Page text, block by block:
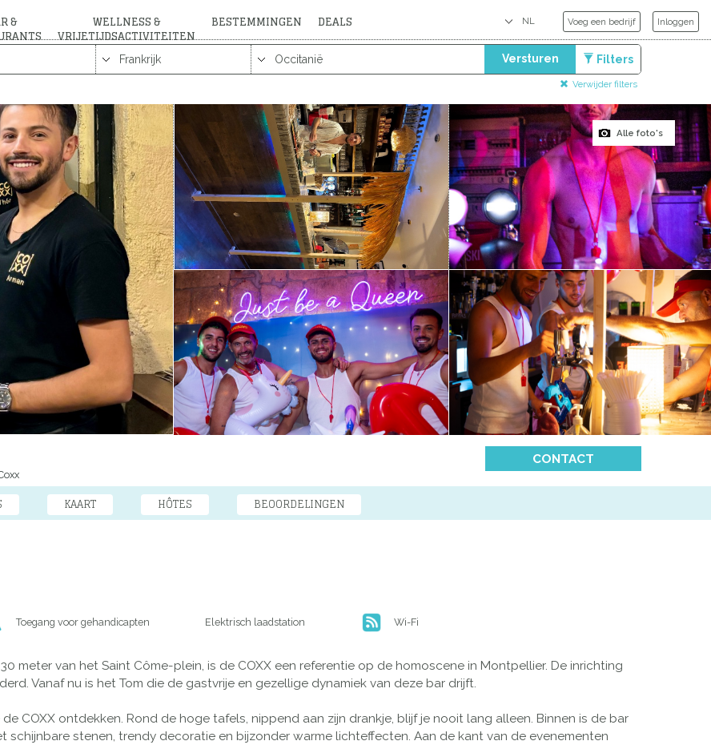
& WELLNESS &
VRIJETIJDSACTIVITEITEN
BESTEMMINGEN DEALS Voeg een bedrijf Inloggen
Versturen Filters
Verwijder filters
Alle foto's
CONTACT
KAART HÔTES BEOORDELINGEN
Toegang voor gehandicapten Elektrisch laadstation Wi-Fi
meter van het Saint Côme-plein, is de COXX een referentie op de homoscene in Montpellier. De inrichting
Vanaf nu is het Tom die de gastvrije en gezellige dynamiek van deze bar drijft.
COXX ontdekken. Rond de hoge tafels, nippend aan zijn drankje, blijf je nooit lang alleen. Binnen is de bar
schijnbare stenen, trendy decoratie en bijzonder warme lichteffecten. Aan de kant van de evenementen